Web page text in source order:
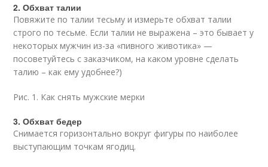
2. Обхват талии
Повяжите по талии тесьму и измерьте обхват талии
строго по тесьме. Если талии не выражена – это бывает у
некоторых мужчин из-за «пивного животика» —
посоветуйтесь с заказчиком, на каком уровне сделать
талию – как ему удобнее?)
Рис. 1. Как снять мужские мерки
3. Обхват бедер
Снимается горизонтально вокруг фигуры по наиболее
выступающим точкам ягодиц.